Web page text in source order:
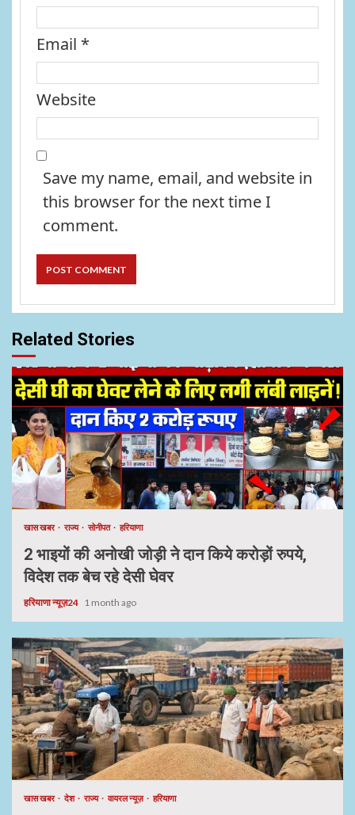
Email *
Website
Save my name, email, and website in
this browser for the next time I
comment.
Related Stories
खास खबर राज्य सोनीपत हरियाणा
2 भाइयों की अनोखी जोड़ी ने दान किये करोड़ों रुपये,
विदेश तक बेच रहे देसी घेवर
हरियाणा न्यूज़24 1 month ago
खास खबर देश राज्य वायरल न्यूज़ हरियाणा